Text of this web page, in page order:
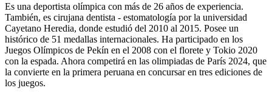
Es una deportista olímpica con más de 26 años de experiencia.
También, es cirujana dentista - estomatología por la universidad
Cayetano Heredia, donde estudió del 2010 al 2015. Posee un
histórico de 51 medallas internacionales. Ha participado en los
Juegos Olímpicos de Pekín en el 2008 con el florete y Tokio 2020
con la espada. Ahora competirá en las olimpiadas de París 2024, que
la convierte en la primera peruana en concursar en tres ediciones de
los juegos.